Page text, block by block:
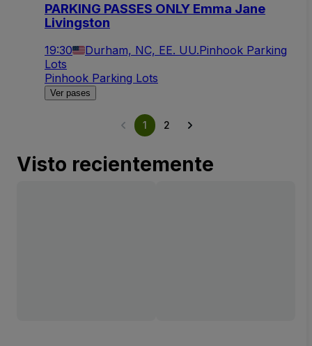
PARKING PASSES ONLY Emma Jane
Livingston
19:30 Durham, NC, EE. UU.Pinhook Parking
Lots
Pinhook Parking Lots
Ver pases
1 2
Visto recientemente